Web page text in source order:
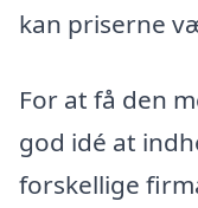
kan priserne
For at få den
god idé at
forskellige